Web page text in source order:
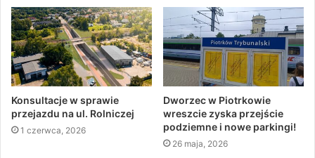
Konsultacje w sprawie
przejazdu na ul. Rolniczej
1 czerwca, 2026
Dworzec w Piotrkowie
wreszcie zyska przejście
podziemne i nowe parkingi!
26 maja, 2026